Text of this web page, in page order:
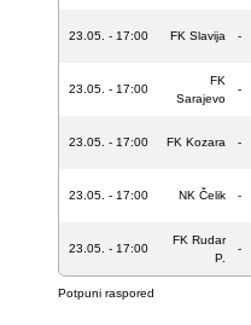
23.05. - 17:00 FK Slavija -
23.05. - 17:00
FK
Sarajevo
-
23.05. - 17:00 FK Kozara -
23.05. - 17:00 NK Čelik -
23.05. - 17:00
FK Rudar
P.
-
Potpuni raspored